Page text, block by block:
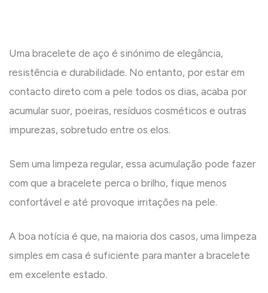
Uma bracelete de aço é sinónimo de elegância,
resistência e durabilidade. No entanto, por estar em
contacto direto com a pele todos os dias, acaba por
acumular suor, poeiras, resíduos cosméticos e outras
impurezas, sobretudo entre os elos.
Sem uma limpeza regular, essa acumulação pode fazer
com que a bracelete perca o brilho, fique menos
confortável e até provoque irritações na pele.
A boa notícia é que, na maioria dos casos, uma limpeza
simples em casa é suficiente para manter a bracelete
em excelente estado.